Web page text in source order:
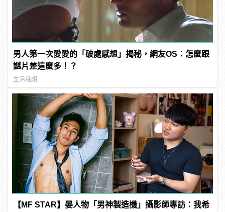
男人第一次愛愛的「破處感想」揭秘，網友OS：怎麼跟
謎片差這麼多！？
生活話題
【MF STAR】晏人物「男神製造機」攝影師專訪：我希